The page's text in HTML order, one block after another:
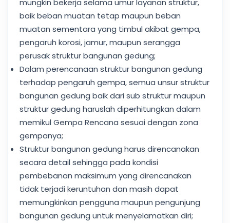
mungkin bekerja selama umur layanan struktur,
baik beban muatan tetap maupun beban
muatan sementara yang timbul akibat gempa,
pengaruh korosi, jamur, maupun serangga
perusak struktur bangunan gedung;
Dalam perencanaan struktur bangunan gedung
terhadap pengaruh gempa, semua unsur struktur
bangunan gedung baik dari sub struktur maupun
struktur gedung haruslah diperhitungkan dalam
memikul Gempa Rencana sesuai dengan zona
gempanya;
Struktur bangunan gedung harus direncanakan
secara detail sehingga pada kondisi
pembebanan maksimum yang direncanakan
tidak terjadi keruntuhan dan masih dapat
memungkinkan pengguna maupun pengunjung
bangunan gedung untuk menyelamatkan diri;